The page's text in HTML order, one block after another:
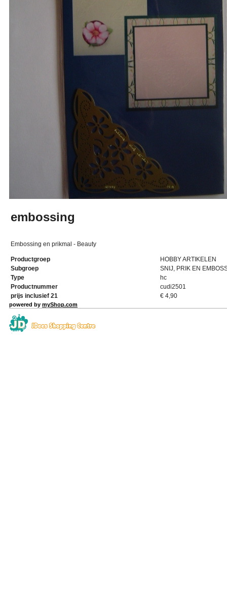
embossing
Embossing en prikmal - Beauty
Productgroep
HOBBY ARTIKELEN
Subgroep
SNIJ, PRIK EN
Type
hc
Productnummer
cudi2501
prijs inclusief 21
€ 4,90
powered by myShop.com